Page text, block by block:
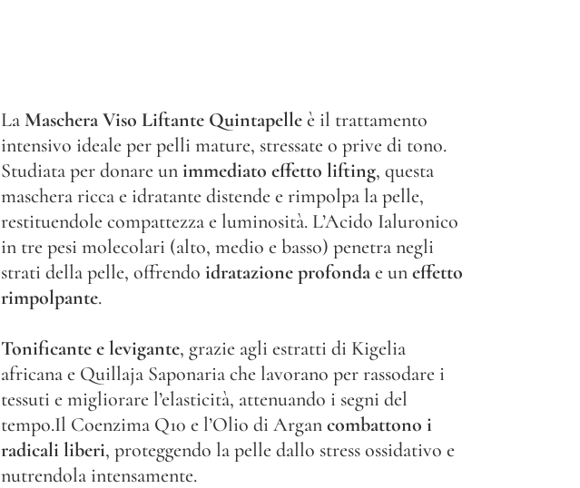
LaMaschera Viso Liftante Quintapelleè il trattamento
intensivo ideale per pelli mature, stressate o prive di tono.
Studiata per donare unimmediato effetto lifting, questa
maschera ricca e idratante distende e rimpolpa la pelle,
restituendole compattezza e luminosità. L’Acido Ialuronico
in tre pesi molecolari (alto, medio e basso) penetra negli
strati della pelle, offrendo idratazione profondae uneffetto
rimpolpante.
Tonificante e levigante, grazie agli estratti di Kigelia
africana e Quillaja Saponaria che lavorano per rassodare i
tessuti e migliorare l’elasticità, attenuando i segni del
tempo.Il Coenzima Q10 e l’Olio di Argancombattono i
radicali liberi, proteggendo la pelle dallo stress ossidativo e
nutrendola intensamente.